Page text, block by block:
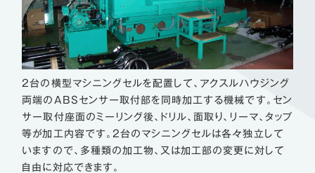
2台の横型マシニングセルを配置して、アクスルハウジング
両端のABSセンサー取付部を同時加工する機械です。セン
サー取付座面のミーリング後、ドリル、面取り、リーマ、タップ
等が加工内容です。2台のマシニングセルは各々独立して
いますので、多種類の加工物、又は加工部の変更に対して
自由に対応できます。